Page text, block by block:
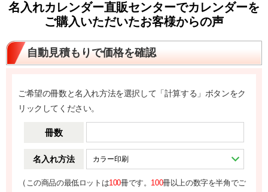
名入れカレンダー直販センターでカレンダーを
ご購入いただいたお客様からの声
自動見積もりで価格を確認
ご希望の冊数と名入れ方法を選択して「計算する」ボタンをク
リックしてください。
冊数
名入れ方法
（ この商品の最低ロットは100冊です。 100冊以上の数字を半角でご